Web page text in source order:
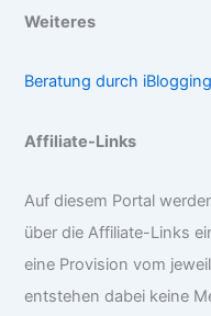
Weiteres
Beratung durch
Affiliate-Links
Auf diesem Portal
über die Affiliate-Links
eine Provision vom
entstehen dabei keine